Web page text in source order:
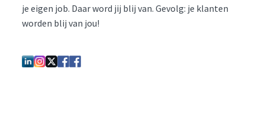
je eigen job. Daar word jij blij van. Gevolg: je klanten
worden blij van jou!